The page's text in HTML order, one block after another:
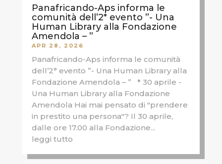
Panafricando-Aps informa le
comunità dell’2* evento ”- Una
Human Library alla Fondazione
Amendola – ”
APR 28, 2026
Panafricando-Aps informa le comunità
dell’2° evento ”- Una Human Library alla
Fondazione Amendola – ” * 30 aprile -
Una Human Library alla Fondazione
Amendola Hai mai pensato di "prendere
in prestito una persona"? Il 30 aprile,
dalle ore 17.00 alla Fondazione...
leggi tutto